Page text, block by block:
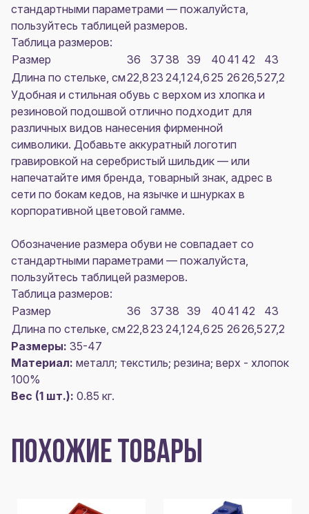
стандартными параметрами — пожалуйста,
пользуйтесь таблицей размеров.
Таблица размеров:
Размер
36 3738 39 40 41 42
43
Длина по стельке, см22,823 24,124,625 2626,527,2
Удобная и стильная обувь с верхом из хлопка и
резиновой подошвой отлично подходит для
различных видов нанесения фирменной
символики. Добавьте аккуратный логотип
гравировкой на серебристый шильдик — или
напечатайте имя бренда, товарный знак, адрес в
сети по бокам кедов, на язычке и шнурках в
корпоративной цветовой гамме.
Обозначение размера обуви не совпадает со
стандартными параметрами — пожалуйста,
пользуйтесь таблицей размеров.
Таблица размеров:
Размер
36 3738 39 40 41 42
43
Длина по стельке, см22,823 24,124,625 2626,527,2
Размеры: 35-47
Материал: металл; текстиль; резина; верх - хлопок
100%
Вес (1 шт.): 0.85 кг.
ПОХОЖИЕ ТОВАРЫ